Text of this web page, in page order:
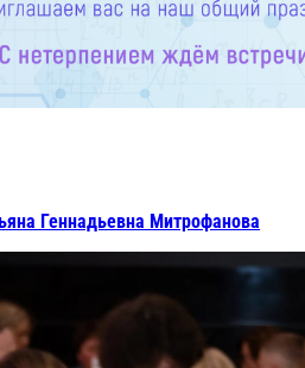
Геннадьевна Митрофанова